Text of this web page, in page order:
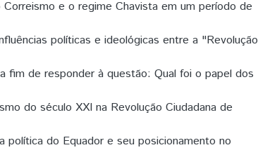
Correismo e o regime Chavista em um período de
políticas e ideológicas entre a "Revolução
fim de responder à questão: Qual foi o papel dos
do século XXI na Revolução Ciudadana de
política do Equador e seu posicionamento no